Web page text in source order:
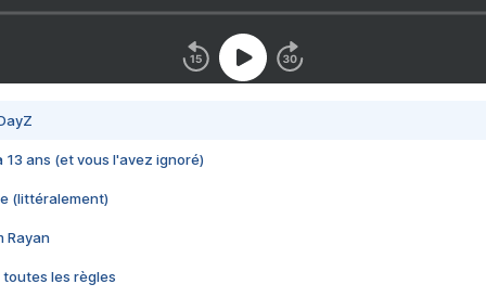
13 ans (et vous l'avez ignoré)
(littéralement)
Rayan
toutes les règles